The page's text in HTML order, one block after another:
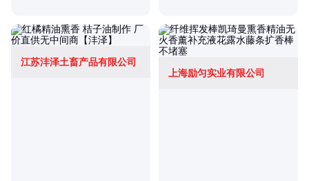
江苏沣泽土畜产品有限公司
上海励匀实业有限公司